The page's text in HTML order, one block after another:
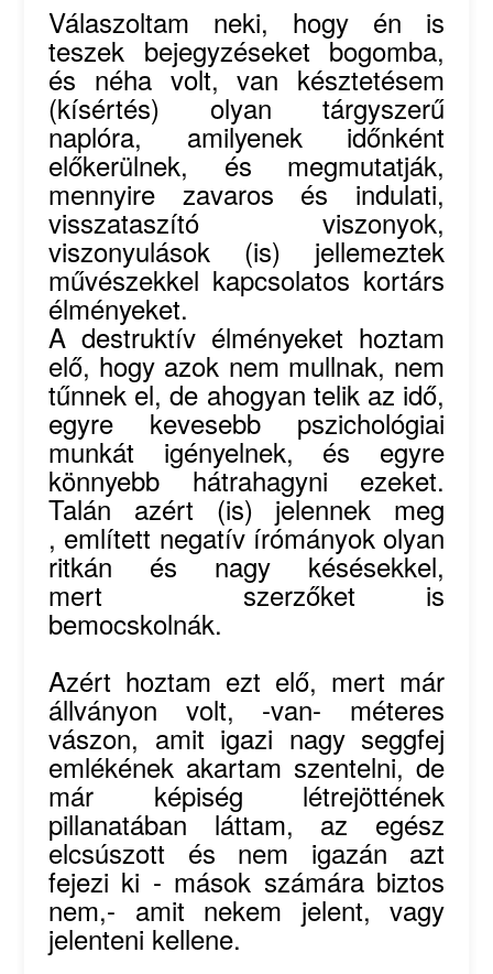
Válaszoltam neki, hogy én is
teszek bejegyzéseket bogomba,
és néha volt, van késztetésem
(kísértés) olyan tárgyszerű
naplóra, amilyenek időnként
előkerülnek, és megmutatják,
mennyire zavaros és indulati,
visszataszító viszonyok,
viszonyulások (is) jellemeztek
művészekkel kapcsolatos kortárs
élményeket.
A destruktív élményeket hoztam
elő, hogy azok nem mullnak, nem
tűnnek el, de ahogyan telik az idő,
egyre kevesebb pszichológiai
munkát igényelnek, és egyre
könnyebb hátrahagyni ezeket.
Talán azért (is) jelennek meg
, említett negatív írómányok olyan
ritkán és nagy késésekkel,
mert szerzőket is
bemocskolnák.
Azért hoztam ezt elő, mert már
állványon volt, -van- méteres
vászon, amit igazi nagy seggfej
emlékének akartam szentelni, de
már képiség létrejöttének
pillanatában láttam, az egész
elcsúszott és nem igazán azt
fejezi ki - mások számára biztos
nem,- amit nekem jelent, vagy
jelenteni kellene.